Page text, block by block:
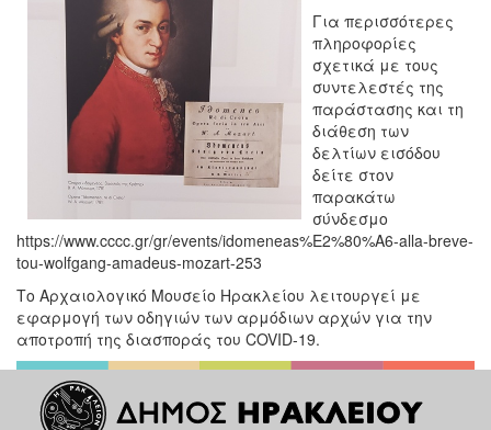
Για περισσότερες
πληροφορίες
σχετικά με τους
συντελεστές της
παράστασης και τη
διάθεση των
δελτίων εισόδου
δείτε στον
παρακάτω
σύνδεσμο
https://www.cccc.gr/gr/events/idomeneas%E2%80%A6-alla-breve-
tou-wolfgang-amadeus-mozart-253
Το Αρχαιολογικό Μουσείο Ηρακλείου λειτουργεί με
εφαρμογή των οδηγιών των αρμόδιων αρχών για την
αποτροπή της διασποράς του COVID-19.